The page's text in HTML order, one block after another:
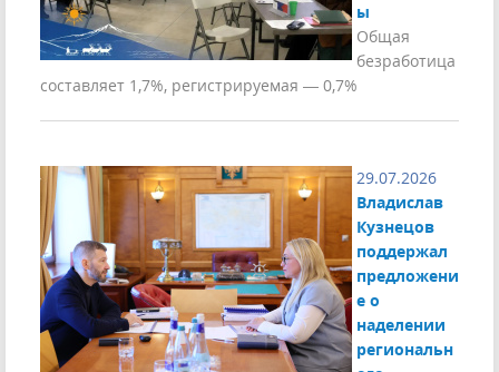
ы
Общая
безработица
составляет 1,7%, регистрируемая — 0,7%
29.07.2026
Владислав
Кузнецов
поддержал
предложени
е о
наделении
региональн